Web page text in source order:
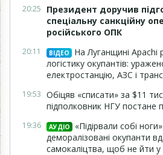
20:25
Президент доручив
спеціальну санкційну
російського ОПК
20:11 ВІДЕО
На Луганщині Apachi
логістику окупантів:
електростанцію, АЗС і
19:53 Обіцяв «списати» за $11
підполковник НГУ постане
19:36 АУДІО
«Підірвали собі
деморалізовані окупанти
самокаліцтва, щоб не йти